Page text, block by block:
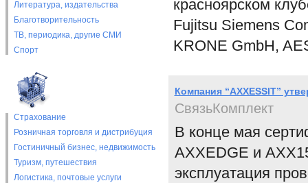
Литература, издательства
Благотворительность
ТВ, периодика, другие СМИ
Спорт
Страхование
Розничная торговля и дистрибуция
Гостиничный бизнес, недвижимость
Туризм, путешествия
Логистика, почтовые услуги
красноярском
Fujitsu Siemens
KRONE GmbH,
Компания “AXXESSIT”
СвязьКомплект
В конце мая
AXXEDGE и
эксплуатация